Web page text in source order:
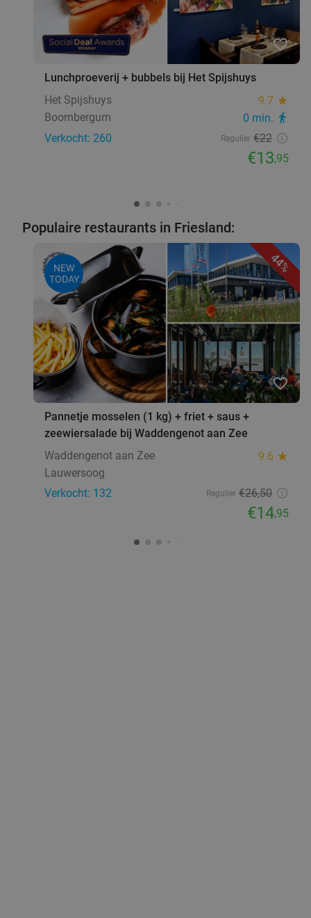
favorite_border
Lunchproeverij + bubbels bij Het Spijshuys
Het Spijshuys
9.7 star
Boornbergum 0 min. directions_walk
Verkocht: 260 Regulier €22
€13,95
Populaire restaurants in Friesland:
44%
NEW
TODAY
favorite_border
Pannetje mosselen (1 kg) + friet + saus +
zeewiersalade bij Waddengenot aan Zee
Waddengenot aan Zee
9.6 star
Lauwersoog
Verkocht: 132
Regulier €26,50
€14,95